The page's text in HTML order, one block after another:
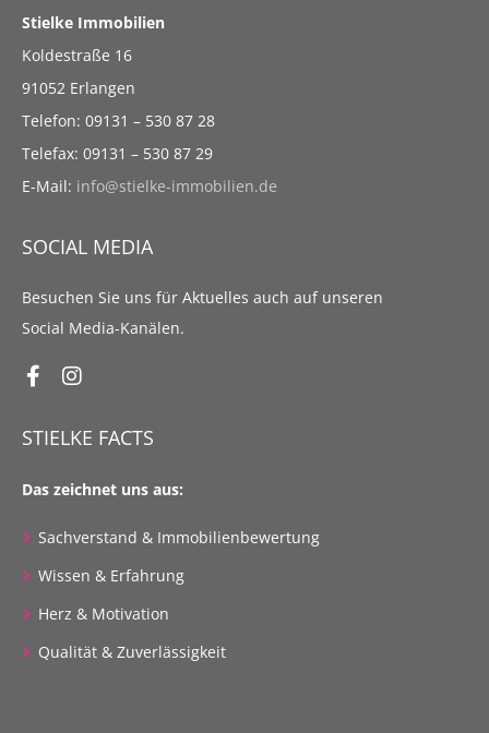
Stielke Immobilien
Koldestraße 16
91052 Erlangen
Telefon: 09131 – 530 87 28
Telefax: 09131 – 530 87 29
E-Mail: info@stielke-immobilien.de
SOCIAL MEDIA
Besuchen Sie uns für Aktuelles auch auf unseren
Social Media-Kanälen.
STIELKE FACTS
Das zeichnet uns aus:
Sachverstand & Immobilienbewertung
Wissen & Erfahrung
Herz & Motivation
Qualität & Zuverlässigkeit